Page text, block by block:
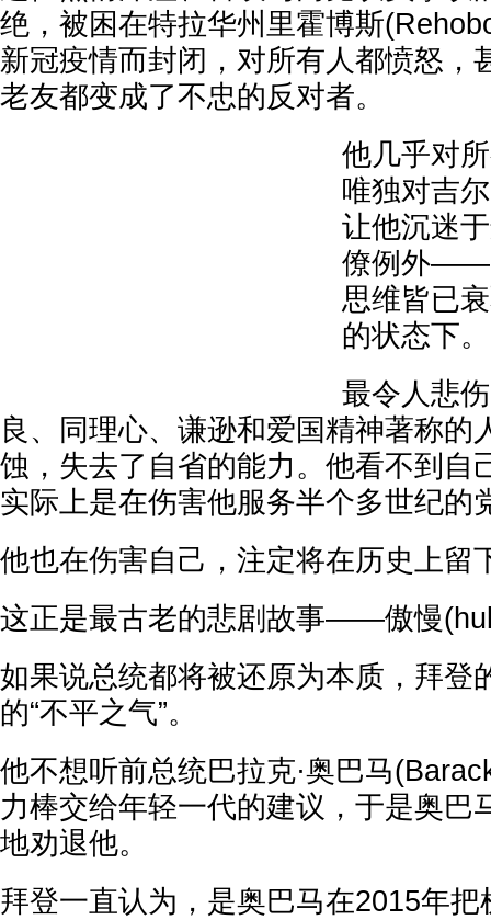
绝，被困在特拉华州里霍博斯
新冠疫情而封闭，对所有人都愤怒，
老友都变成了不忠的反对者。
他几乎对
唯独对吉
让他沉迷
僚例外——
思维皆已
的状态下。
最令人悲
良、同理心、谦逊和爱国精神著称的
蚀，失去了自省的能力。他看不到自
实际上是在伤害他服务半个多世纪的
他也在伤害自己，注定将在历史上留
这正是最古老的悲剧故事——傲慢
如果说总统都将被还原为本质，拜登
的“不平之气”。
他不想听前总统巴拉克·奥巴马
力棒交给年轻一代的建议，于是奥巴
地劝退他。
拜登一直认为，是奥巴马在2015年把